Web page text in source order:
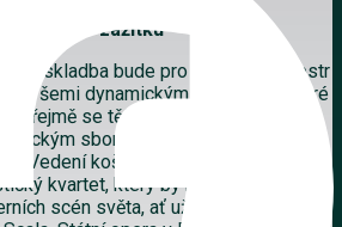
zážitku
tato skladba bude pro košický orchestr
všemi dynamickými nuancemi, které
se těším také na spolupráci
sborem, protože zpívá
Vedení košické filharmonie se navíc
kvartet, který by nám mohla
scén světa, ať už je to